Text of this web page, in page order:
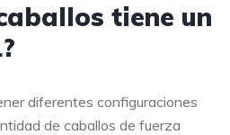
tiene un
diferentes configuraciones
de caballos de fuerza